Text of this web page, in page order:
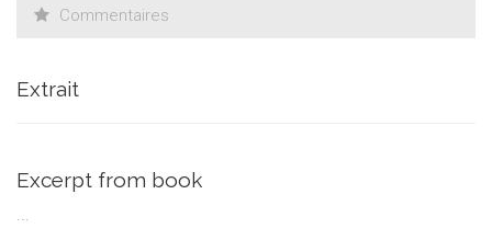
Commentaires
Extrait
Excerpt from book